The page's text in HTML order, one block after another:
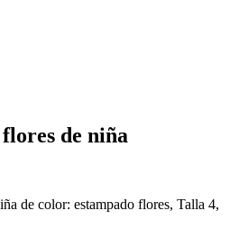
de niña
de color: estampado flores, Talla 4,